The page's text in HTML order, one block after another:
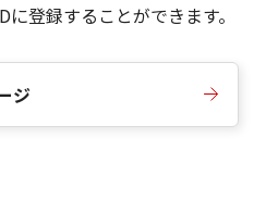
登録することができます。
ジ